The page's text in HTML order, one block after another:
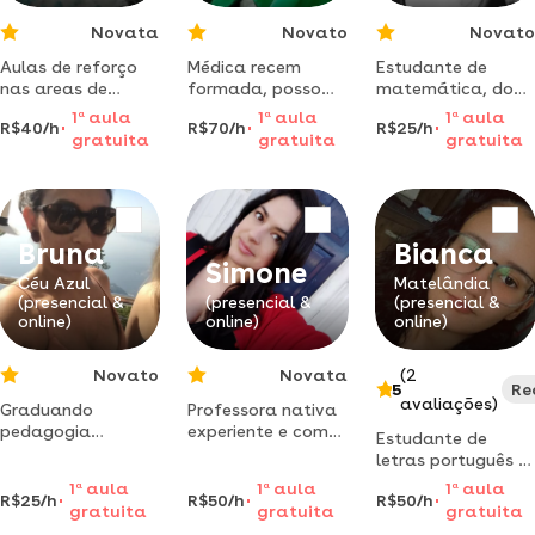
Novata
Aulas de reforço
nas areas de
língua portuguesa
e matemática
para alunos de
R$40/h
1 aaula
gratuita
Novato
Médica recem
formada, posso
ajudar a entender
melhor o conteúdo
de medicina.
R$70/h
1 a aula
gratuita
Novato
Estudante de
matemática, dou
aulas particulares
pra ensino
fundamental 1 e 2
também. paraná
R$25/h
1 aaula
gratuita
Bruna
Céu Azul
(presencial &
online)
Novato
Graduando
pedagogia
comportamento
aplicado ex
R$25/h
1 aaula
gratuita
Simone
(presencial &
online)
Novata
Professora nativa
experiente e com
descubra o
espanhol e sua
R$50/h
1 a aula
gratuita
Bianca
Matelândia
(presencial &
online)
5
(2
avaliações)
Estudante de
letras português -
inglês, falo inglês
há 10 anos. ensino
desde o básico do
R$50/h
1 aaula
gratuita